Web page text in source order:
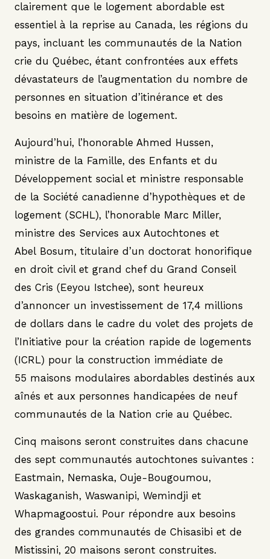
clairement que le logement abordable est
essentiel à la reprise au Canada, les régions du
pays, incluant les communautés de la Nation
crie du Québec, étant confrontées aux effets
dévastateurs de l’augmentation du nombre de
personnes en situation d’itinérance et des
besoins en matière de logement.
Aujourd’hui, l’honorable Ahmed Hussen,
ministre de la Famille, des Enfants et du
Développement social et ministre responsable
de la Société canadienne d’hypothèques et de
logement (SCHL), l’honorable Marc Miller,
ministre des Services aux Autochtones et
Abel Bosum, titulaire d’un doctorat honorifique
en droit civil et grand chef du Grand Conseil
des Cris (Eeyou Istchee), sont heureux
d’annoncer un investissement de 17,4 millions
de dollars dans le cadre du volet des projets de
l’Initiative pour la création rapide de logements
(ICRL) pour la construction immédiate de
55 maisons modulaires abordables destinés aux
aînés et aux personnes handicapées de neuf
communautés de la Nation crie au Québec.
Cinq maisons seront construites dans chacune
des sept communautés autochtones suivantes :
Eastmain, Nemaska, Ouje-Bougoumou,
Waskaganish, Waswanipi, Wemindji et
Whapmagoostui. Pour répondre aux besoins
des grandes communautés de Chisasibi et de
Mistissini, 20 maisons seront construites.